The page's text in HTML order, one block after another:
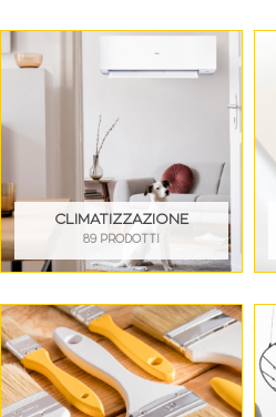
CLIMATIZZAZIONE
89 PRODOTTI